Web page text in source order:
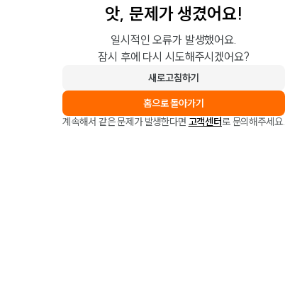
앗, 문제가 생겼어요!
일시적인 오류가 발생했어요.
잠시 후에 다시 시도해주시겠어요?
새로고침하기
홈으로 돌아가기
계속해서 같은 문제가 발생한다면 고객센터로 문의해주세요.